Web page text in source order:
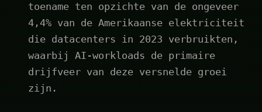
toename ten opzichte van de ongeveer
4,4% van de Amerikaanse elektriciteit
die datacenters in 2023 verbruikten,
waarbij AI-workloads de primaire
drijfveer van deze versnelde groei
zijn.